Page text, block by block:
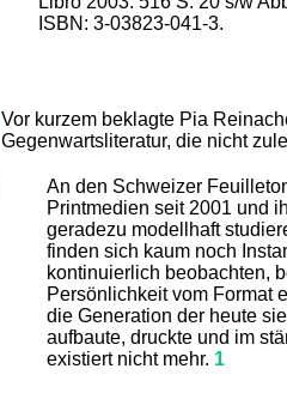
ISBN: 3-03823-041-3.
Vor kurzem beklagte Pia
Gegenwartsliteratur, die nicht
An den Schweizer
Printmedien seit 2001 und
geradezu modellhaft
finden sich kaum noch
kontinuierlich beobachten,
Persönlichkeit vom Format
die Generation der heute
aufbaute, druckte und im
existiert nicht mehr. 1